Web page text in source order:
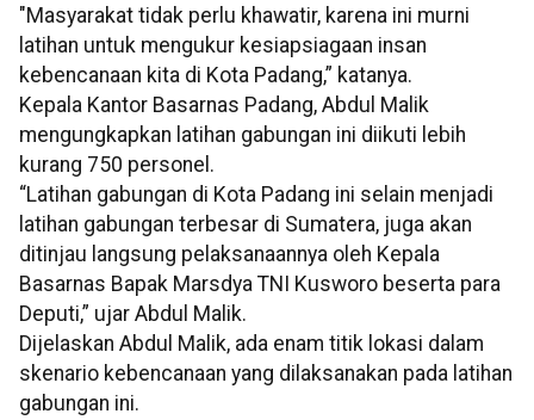
"Masyarakat tidak perlu khawatir, karena ini murni
latihan untuk mengukur kesiapsiagaan insan
kebencanaan kita di Kota Padang,” katanya.
Kepala Kantor Basarnas Padang, Abdul Malik
mengungkapkan latihan gabungan ini diikuti lebih
kurang 750 personel.
“Latihan gabungan di Kota Padang ini selain menjadi
latihan gabungan terbesar di Sumatera, juga akan
ditinjau langsung pelaksanaannya oleh Kepala
Basarnas Bapak Marsdya TNI Kusworo beserta para
Deputi,” ujar Abdul Malik.
Dijelaskan Abdul Malik, ada enam titik lokasi dalam
skenario kebencanaan yang dilaksanakan pada latihan
gabungan ini.